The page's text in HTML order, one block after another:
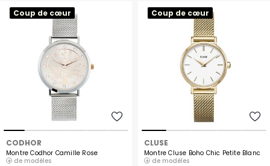
Coup de cœur
CODHOR
Montre Codhor Camille Rose
de modèles
Coup de cœur
CLUSE
Montre Cluse Boho Chic Petite Blanc
de modèles